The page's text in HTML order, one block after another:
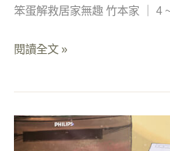
笨蛋解救居家無趣 竹本家 ｜ 4 ~
閱讀全文 »
Instagram
圖